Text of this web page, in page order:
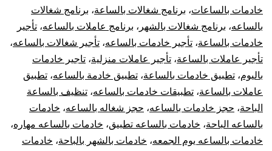
خادمات بالساعات، برنامج شغالات بالساعة، برنامج شغالات
بالساعه، برنامج شغالات بالشهر ، برنامج عاملات بالساعه، تأجير
خادمات بالساعة، تأجير خادمات بالساعه، تأجير شغالات بالساعه،
تأجير عاملات بالساعة، تأجير عاملات منزلية، تاجير خادمات
باليوم، تطبيق خادمات بالساعة، تطبيق خادمة بالساعه، تطبيق
عاملات بالساعة، تطبيقات خادمات بالساعه، تنظيف بالساعة
الباحة، حجز خادمات بالساعه، حجز شغاله بالساعه، خادمات
بالساعه الباحة، خادمات بالساعه تطبيق، خادمات بالساعه مهاره،
خادمات بالساعه يوم الجمعه، خادمات بالشهر بالباحة، خادمات